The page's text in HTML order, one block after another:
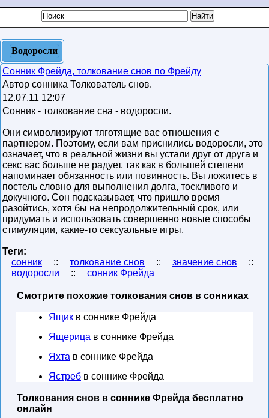
Водоросли
Сонник Фрейда, толкование снов по Фрейду
Автор сонника Толкователь снов.
12.07.11 12:07
Сонник - толкование сна - водоросли.
Они символизируют тяготящие вас отношения с
партнером. Поэтому, если вам приснились водоросли, это
означает, что в реальной жизни вы устали друг от друга и
секс вас больше не радует, так как в большей степени
напоминает обязанность или повинность. Вы ложитесь в
постель словно для выполнения долга, тоскливого и
докучного. Сон подсказывает, что пришло время
разойтись, хотя бы на непродолжительный срок, или
придумать и использовать совершенно новые способы
стимуляции, какие-то сексуальные игры.
Теги:
сонник
:: толкование снов :: значение снов
::
водоросли
:: сонник Фрейда
Смотрите похожие толкования снов в сонниках
Ящик в соннике Фрейда
Ящерица в соннике Фрейда
Яхта в соннике Фрейда
Ястреб в соннике Фрейда
Толкования снов в соннике Фрейда бесплатно
онлайн